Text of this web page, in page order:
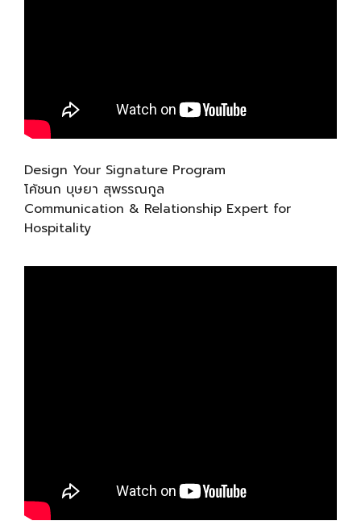
Design Your Signature Program
โค้ชนก บุษยา สุพรรณกูล
Communication & Relationship Expert for
Hospitality